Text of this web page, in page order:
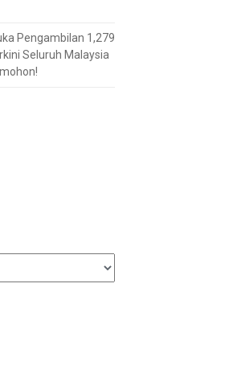
Pengambilan 1,279
Seluruh Malaysia